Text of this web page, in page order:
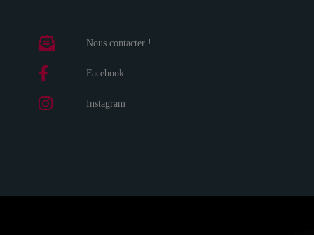
Nous contacter !
Facebook
Instagram